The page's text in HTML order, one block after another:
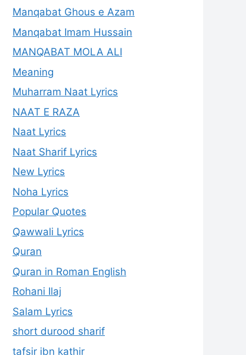
Manqabat Ghous e Azam
Manqabat Imam Hussain
MANQABAT MOLA ALI
Meaning
Muharram Naat Lyrics
NAAT E RAZA
Naat Lyrics
Naat Sharif Lyrics
New Lyrics
Noha Lyrics
Popular Quotes
Qawwali Lyrics
Quran
Quran in Roman English
Rohani Ilaj
Salam Lyrics
short durood sharif
tafsir ibn kathir